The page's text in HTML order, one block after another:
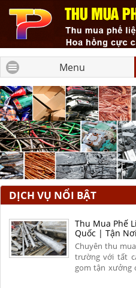
Menu
DỊCH VỤ NỔI BẬT
Thu Mua Phế
Quốc | Tận
Chuyên thu
trường với tất
gom tận xưởng
Quy trình cân